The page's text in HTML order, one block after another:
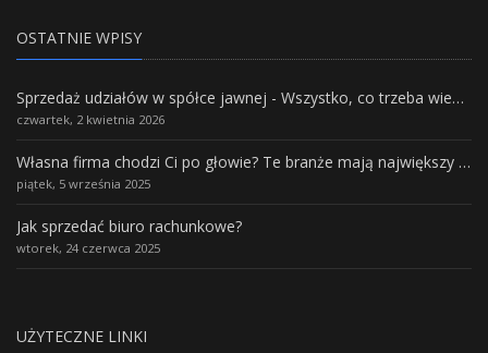
OSTATNIE WPISY
Sprzedaż udziałów w spółce jawnej - Wszystko, co trzeba wiedzieć.
czwartek, 2 kwietnia 2026
Własna firma chodzi Ci po głowie? Te branże mają największy potencjał rozwoju
piątek, 5 września 2025
Jak sprzedać biuro rachunkowe?
wtorek, 24 czerwca 2025
UŻYTECZNE LINKI